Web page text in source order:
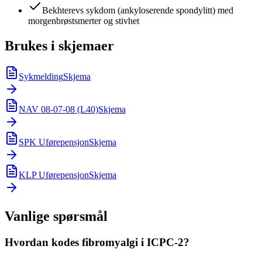
Bekhterevs sykdom (ankyloserende spondylitt) med
morgenbrøstsmerter og stivhet
Brukes i skjemaer
SykmeldingSkjema
NAV 08-07-08 (L40)Skjema
SPK UførepensjonSkjema
KLP UførepensjonSkjema
Vanlige spørsmål
Hvordan kodes fibromyalgi i ICPC-2?